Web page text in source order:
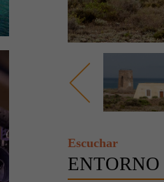
Escuchar